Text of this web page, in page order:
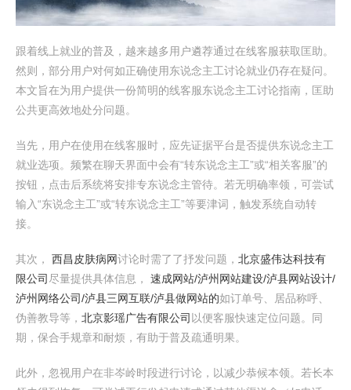
跟着线上就业的普及，越来越多用户遴荐通过在线客服获取匡助。
然则，部分用户对何如正确使用东说念主工讨论就业仍存在疑问。
本文旨在为用户提供一份简明的线客服东说念主工讨论指南，匡助
公共更高效地处分问题。
当先，用户在使用在线客服时，应先证据平台是否提供东说念主工
就业选项。频繁在聊天界面中会有“转东说念主工”或“相关客服”的
按钮，点击后系统将安排专东说念主管待。若无明确率领，可尝试
输入“东说念主工”或“转东说念主工”等要津词，触发系统自动转
接。
其次， 西昌皮肤病网讨论时需了了抒发问题， 北京盛伟达科技有
限公司 尽量提供具体信息， 速成网站/泸州网站建设/泸县网站设计/
泸州网络公司/泸县三网互联/泸县做网站的如订单号、居品称呼、
伪善教导等， 北京影瑶广告有限公司 以便客服快速定位问题。同
期，保合手规章和耐烦，有助于普及疏通明果。
此外，忽视用户在非岑岭时段进行讨论，以减少恭候本领。若长本